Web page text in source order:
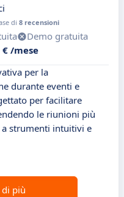
di 8 recensioni
Demo gratuita
€ /mese
per la
durante eventi e
per facilitare
le riunioni più
strumenti intuitivi e
di più